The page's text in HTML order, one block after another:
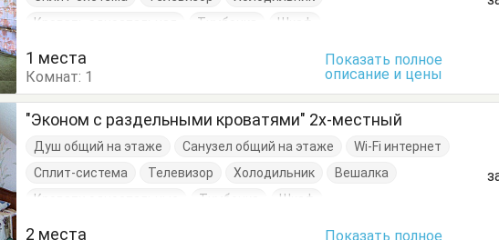
Кровать односпальная
Тумбочка Шкаф
1 места
Комнат: 1
Показать полное
описание и цены
"Эконом с раздельными кроватями" 2х-местный
Душ общий на этаже Санузел общий на этаже
Wi-Fi интернет
Сплит-система
Телевизор Холодильник
Вешалка
Кровати односпальные
Тумбочка Шкаф
2 места
Показать полное